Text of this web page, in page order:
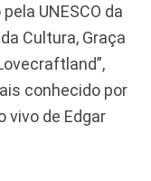
UNESCO da
Cultura, Graça
conhecido por
vivo de Edgar